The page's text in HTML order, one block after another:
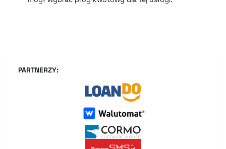
PARTNERZY: